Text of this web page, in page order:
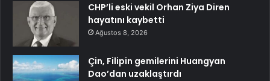
CHP’li eski vekil Orhan Ziya Diren
hayatını kaybetti
Ağustos 8, 2026
Çin, Filipin gemilerini Huangyan
Dao’dan uzaklaştırdı